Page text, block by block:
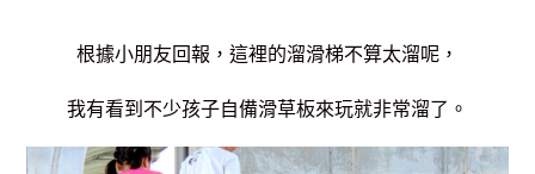
根據小朋友回報，這裡的溜滑梯不算太溜呢，
我有看到不少孩子自備滑草板來玩就非常溜了。